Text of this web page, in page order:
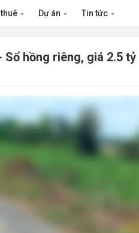
Dự án Tin tức
hồng riêng, giá 2.5 tỷ